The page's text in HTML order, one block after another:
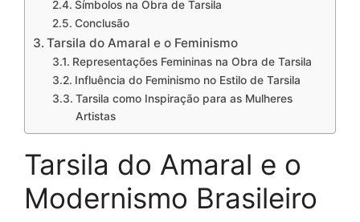
Símbolos na Obra de Tarsila
Conclusão
Tarsila do Amaral e o Feminismo
Representações Femininas na Obra de Tarsila
Influência do Feminismo no Estilo de Tarsila
Tarsila como Inspiração para as Mulheres
Artistas
Tarsila do Amaral e o
Modernismo Brasileiro